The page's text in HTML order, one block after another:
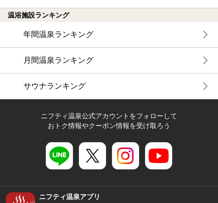
温浴施設ランキング
年間温泉ランキング
月間温泉ランキング
サウナランキング
ニフティ温泉公式アカウントをフォローして
おトク情報やクーポン情報を受け取ろう
ニフティ温泉アプリ